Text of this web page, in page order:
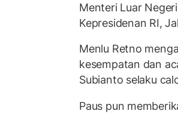
Menteri Luar
Kepresidenan RI,
Menlu Retno
kesempatan dan
Subianto selaku
Paus pun